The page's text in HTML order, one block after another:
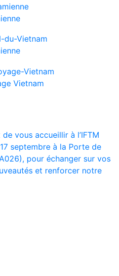
Vietnam
vous accueillir à l’IFTM
septembre à la Porte de
pour échanger sur vos
et renforcer notre